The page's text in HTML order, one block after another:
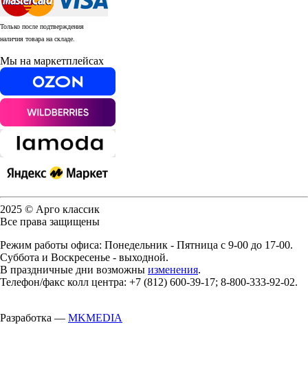
Только после подтверждения
наличия товара на складе.
Мы на маркетплейсах
2025 © Арго классик
Все права защищены
Режим работы офиса: Понедельник - Пятница с 9-00 до 17-00.
Суббота и Воскресенье - выходной.
В праздничные дни возможны изменения.
Телефон/факс колл центра: +7 (812) 600-39-17; 8-800-333-92-02.
Разработка — MKMEDIA